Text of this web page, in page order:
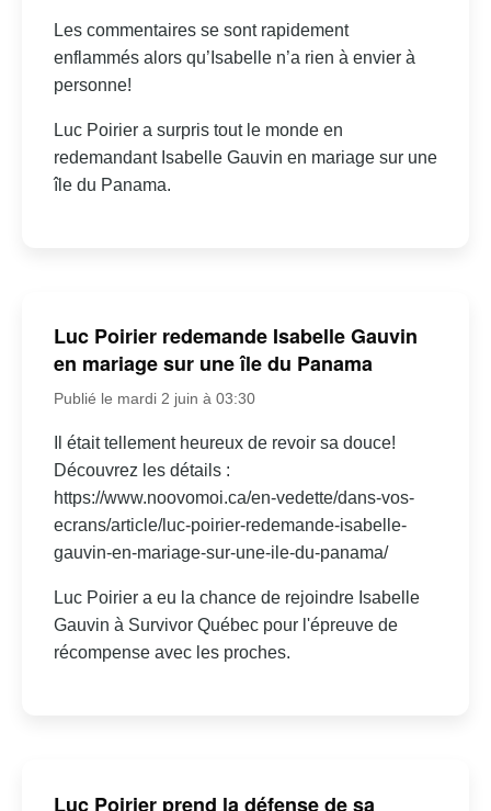
Les commentaires se sont rapidement
enflammés alors qu’Isabelle n’a rien à envier à
personne!
Luc Poirier a surpris tout le monde en
redemandant Isabelle Gauvin en mariage sur une
île du Panama.
Luc Poirier redemande Isabelle Gauvin
en mariage sur une île du Panama
Publié le mardi 2 juin à 03:30
Il était tellement heureux de revoir sa douce!
Découvrez les détails :
https://www.noovomoi.ca/en-vedette/dans-vos-
ecrans/article/luc-poirier-redemande-isabelle-
gauvin-en-mariage-sur-une-ile-du-panama/
Luc Poirier a eu la chance de rejoindre Isabelle
Gauvin à Survivor Québec pour l'épreuve de
récompense avec les proches.
Luc Poirier prend la défense de sa